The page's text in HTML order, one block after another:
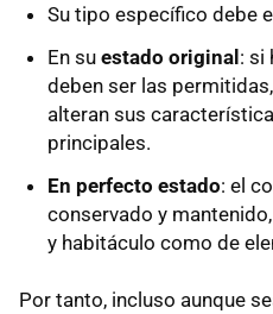
Su tipo específico debe
En su estado original : si
deben ser las
alteran sus
principales.
En perfecto estado: el
conservado y
y habitáculo como de
Por tanto, incluso aunque